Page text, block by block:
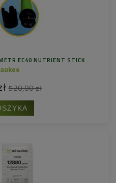
EC40 NUTRIENT STICK
520,00 zł